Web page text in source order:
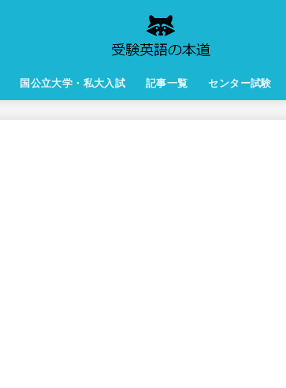
国公立大学・私大入試 記事一覧 センター試験